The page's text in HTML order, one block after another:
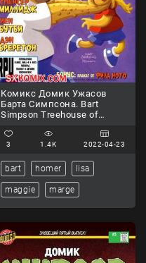
Комикс Домик Ужасов
Барта Симпсона. Bart
Simpson Treehouse of
3 1.4K 2022-04-23
bart homer lisa
maggie marge